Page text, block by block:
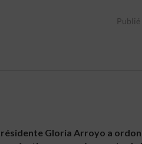
Gloria Arroyo a